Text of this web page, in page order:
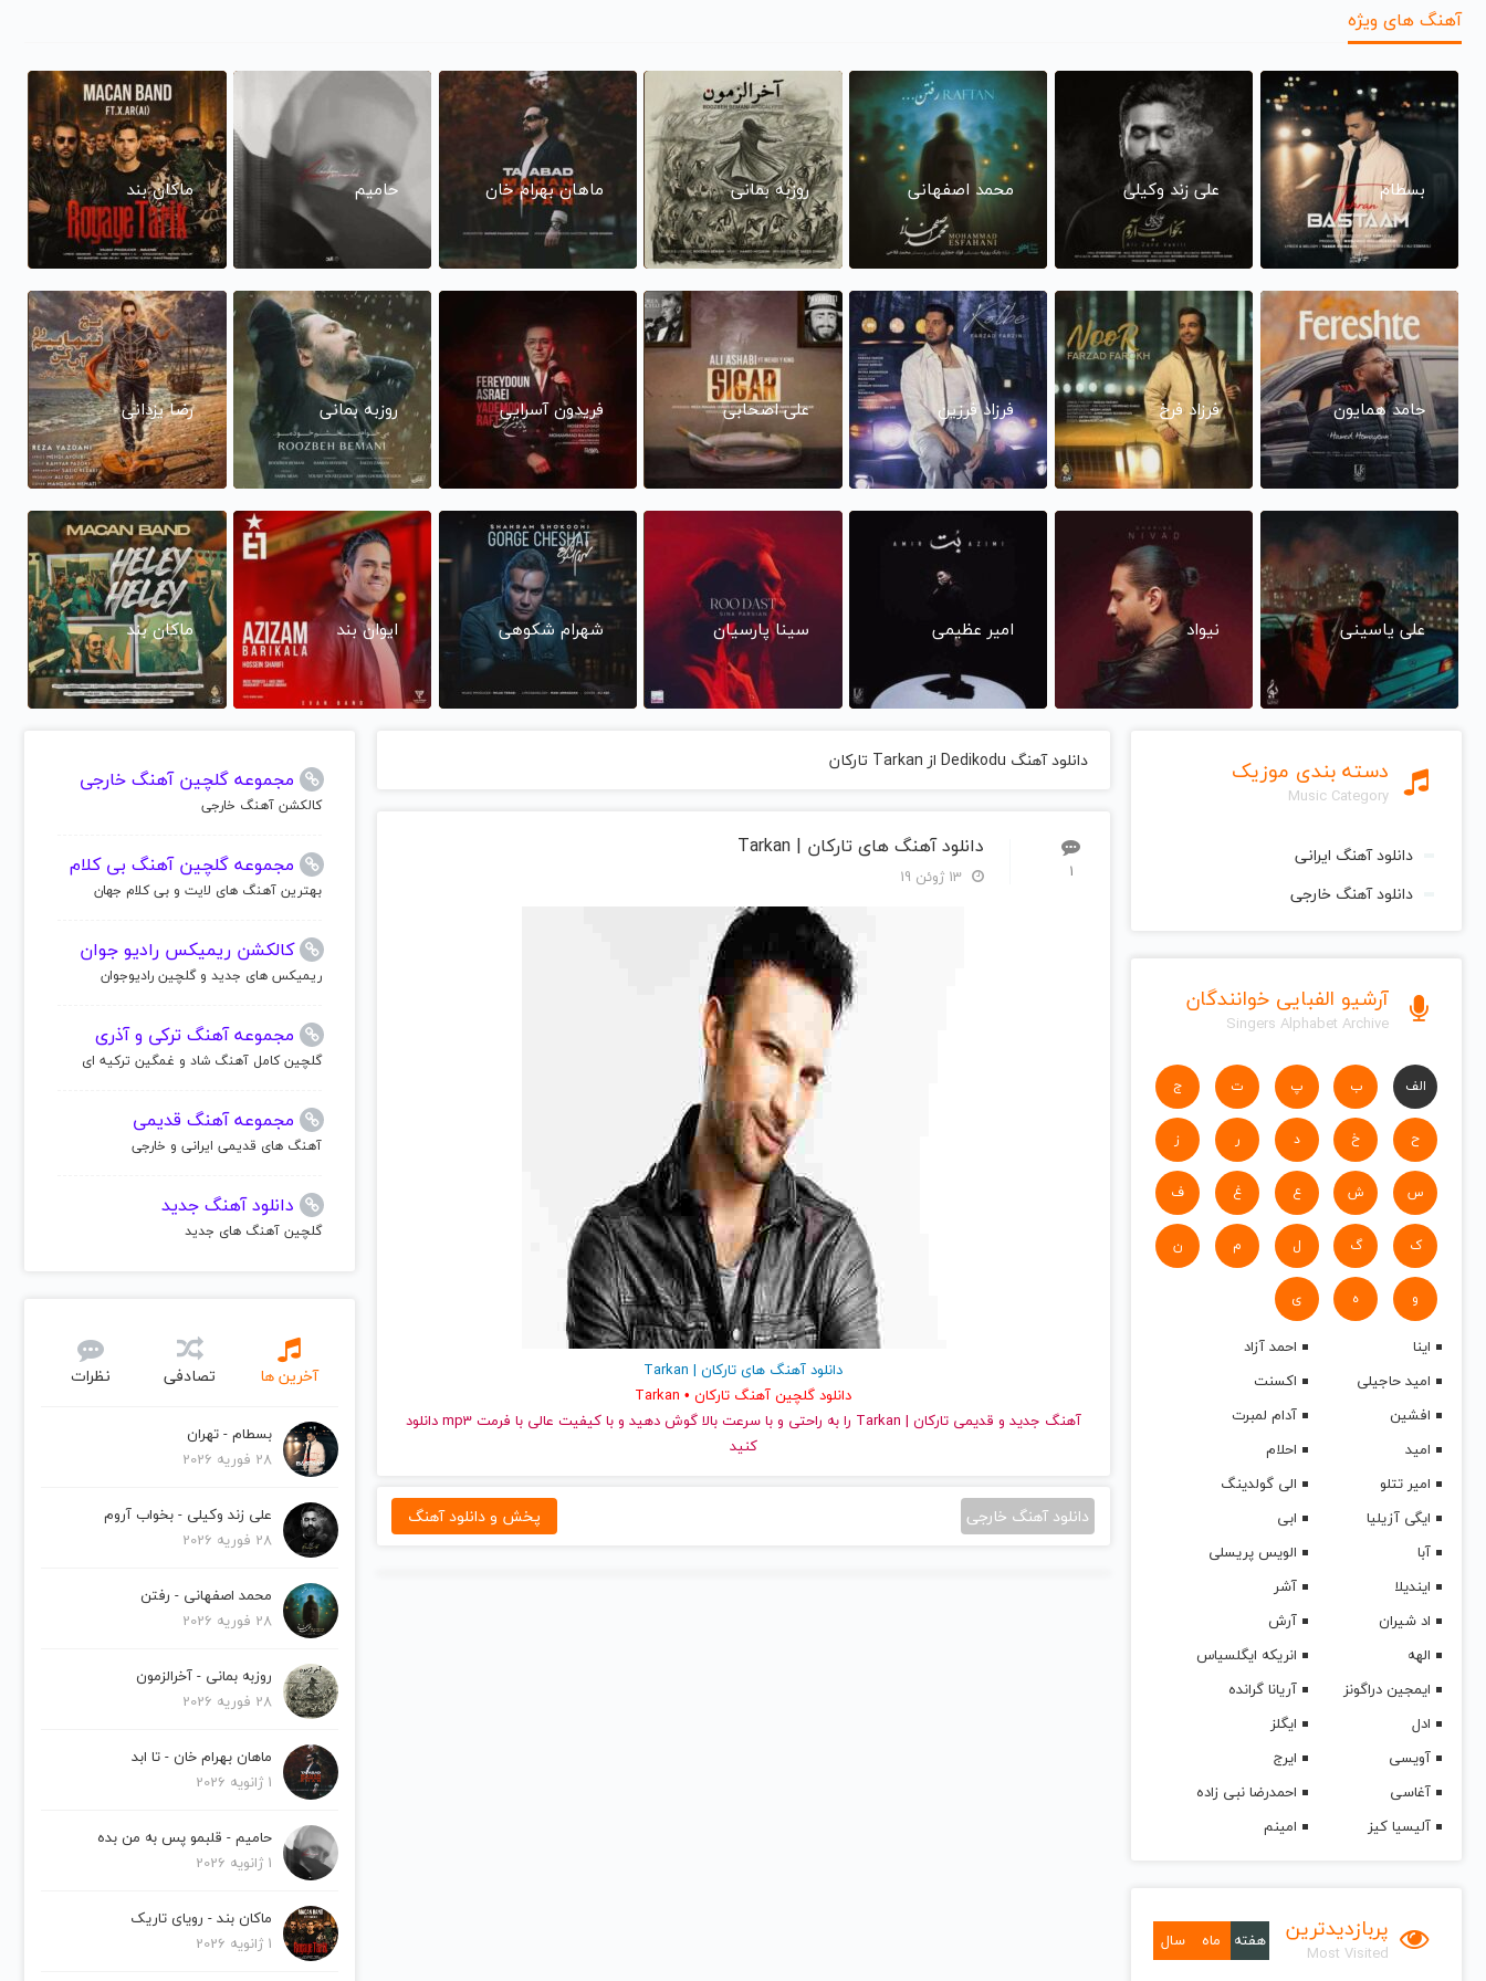
آهنگ های ویژه
بسطام علی زند وکیلی محمد اصفهانی روزبه بمانی ماهان بهرام خان حامیم ماکان بند
حامد همایون فرزاد فرخ فرزاد فرزین علی اصحابی فریدون آسرایی روزبه بمانی رضا یزدانی
علی یاسینی نیواد امیر عظیمی سینا پارسیان شهرام شکوهی ایوان بند ماکان بند
دسته بندی موزیک
Music Category
دانلود آهنگ ایرانی
دانلود آهنگ خارجی
آرشیو الفبایی خوانندگان
Singers Alphabet Archive
الف ب پ ت ج
ح خ د ر ز
س ش ع غ ف
ک گ ل م ن
و ه ی
اینا
احمد آزاد
امید حاجیلی
اکسنت
افشین
آدام لمبرت
امید
احلام
امیر تتلو
الی گولدینگ
ایگی آزیلیا
ابی
آبا
الویس پریسلی
ایندیلا
آشر
اد شیران
آرش
الهه
انریکه ایگلسیاس
ایمجین دراگونز
آریانا گرانده
ادل
ایگلز
آویسی
ایرج
آغاسی
احمدرضا نبی زاده
آلیسیا کیز
امینم
پربازدیدترین
Most Visited
هفته ماه سال
دانلود آهنگ Dedikodu از Tarkan تارکان
1
دانلود آهنگ های تارکان | Tarkan
دانلود آهنگ های تارکان | Tarkan
دانلود گلچین آهنگ تارکان • Tarkan
آهنگ جدید
و قدیمی تارکان | Tarkan را به راحتی و با سرعت بالا گوش دهید و با کیفیت عالی با فرمت mp3 دانلود
کنید
دانلود آهنگ خارجی پخش و دانلود آهنگ
مجموعه گلچین آهنگ خارجی
کالکشن آهنگ خارجی
مجموعه گلچین آهنگ بی کلام
بهترین آهنگ های لایت و بی کلام جهان
کالکشن ریمیکس رادیو جوان
ریمیکس های جدید و گلچین رادیوجوان
مجموعه آهنگ ترکی و آذری
گلچین کامل آهنگ شاد و غمگین ترکیه ای
مجموعه آهنگ قدیمی
آهنگ های قدیمی ایرانی و خارجی
دانلود آهنگ جدید
گلچین آهنگ های جدید
آخرین ها تصادفی نظرات
بسطام - تهران
28 فوریه 2026
علی زند وکیلی - بخواب آروم
28 فوریه 2026
محمد اصفهانی - رفتن
28 فوریه 2026
روزبه بمانی - آخرالزمون
28 فوریه 2026
ماهان بهرام خان - تا ابد
1 ژانویه 2026
حامیم - قلبمو پس به من بده
1 ژانویه 2026
ماکان بند - رویای تاریک
1 ژانویه 2026